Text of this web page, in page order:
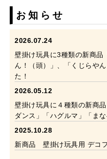
お知らせ
2026.07.24
壁掛け玩具に3種類の新商品
ん！（頭）」、「くじらや
た！
2026.05.12
壁掛け玩具に４種類の新商
ダンス」「ハグルマ」「ま
2025.10.28
新商品 壁掛け玩具用 デコ